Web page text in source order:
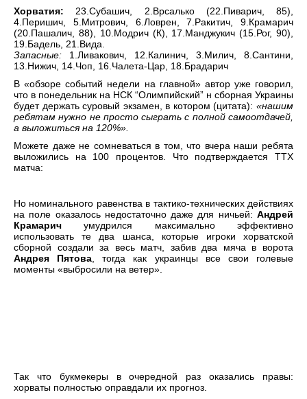
Хорватия: 23.Субашич, 2.Врсалько (22.Пиварич, 85),
4.Перишич, 5.Митрович, 6.Ловрен, 7.Ракитич, 9.Крамарич
(20.Пашалич, 88), 10.Модрич (К), 17.Манджукич (15.Рог, 90),
19.Бадель, 21.Вида.
Запасные: 1.Ливакович, 12.Калинич, 3.Милич, 8.Сантини,
13.Нижич, 14.Чоп, 16.Чалета-Цар, 18.Брадарич
В «обзоре событий недели на главной» автор уже говорил,
что в понедельник на НСК “Олимпийский” н сборная Украины
будет держать суровый экзамен, в котором (цитата): «нашим
ребятам нужно не просто сыграть с полной самоотдачей,
а выложиться на 120%».
Можете даже не сомневаться в том, что вчера наши ребята
выложились на 100 процентов. Что подтверждается ТТХ
матча:
Но номинального равенства в тактико-технических действиях
на поле оказалось недостаточно даже для ничьей: Андрей
Крамарич умудрился максимально эффективно
использовать те два шанса, которые игроки хорватской
сборной создали за весь матч, забив два мяча в ворота
Андрея Пятова, тогда как украинцы все свои голевые
моменты «выбросили на ветер».
Так что букмекеры в очередной раз оказались правы:
хорваты полностью оправдали их прогноз.